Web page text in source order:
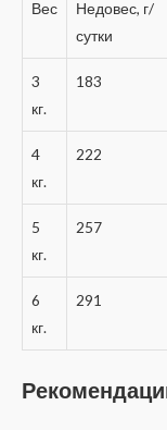
Вес
Недовес, г/
сутки
3
кг.
183
4
кг.
222
5
кг.
257
6
кг.
291